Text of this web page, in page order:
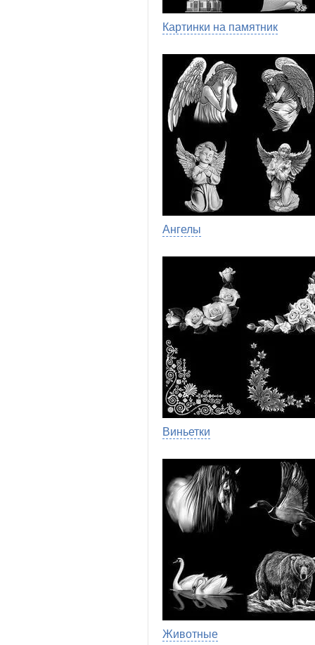
Картинки на памятник
Ангелы
Виньетки
Животные